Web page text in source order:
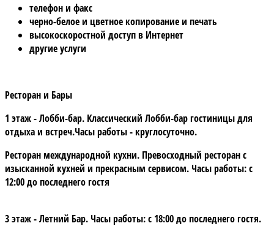
телефон и факс
черно-белое и цветное копирование и печать
высокоскоростной доступ в Интернет
другие услуги
Ресторан и Бары
1 этаж - Лобби-бар. Классический Лобби-бар гостиницы для
отдыха и встреч.Часы работы - круглосуточно.
Ресторан международной кухни. Превосходный ресторан с
изысканной кухней и прекрасным сервисом. Часы работы: с
12:00 до последнего гостя
3 этаж - Летний Бар. Часы работы: с 18:00 до последнего гостя.